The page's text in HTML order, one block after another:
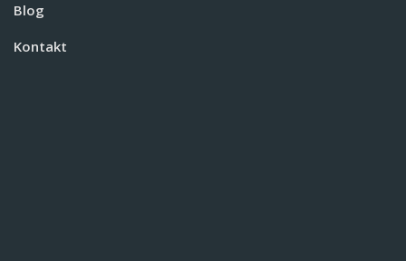
Blog
Kontakt